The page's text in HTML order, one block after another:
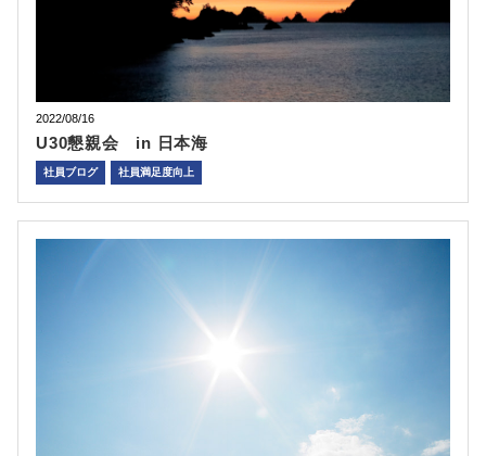
2022/08/16
U30懇親会 in 日本海
社員ブログ 社員満足度向上